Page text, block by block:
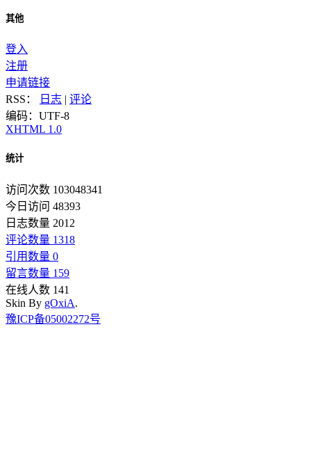
其他
登入
注册
申请链接
RSS：
日志 | 评论
编码：UTF-8
XHTML 1.0
统计
访问次数 103048341
今日访问 48393
日志数量 2012
评论数量 1318
引用数量 0
留言数量 159
在线人数 141
Skin By gOxiA.
豫ICP备05002272号